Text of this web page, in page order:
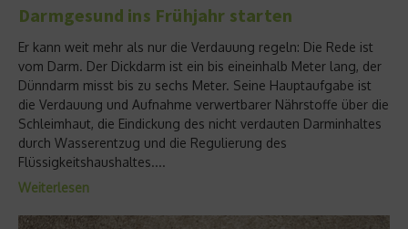
Darmgesund ins Frühjahr starten
Er kann weit mehr als nur die Verdauung regeln: Die Rede ist
vom Darm. Der Dickdarm ist ein bis eineinhalb Meter lang, der
Dünndarm misst bis zu sechs Meter. Seine Hauptaufgabe ist
die Verdauung und Aufnahme verwertbarer Nährstoffe über die
Schleimhaut, die Eindickung des nicht verdauten Darminhaltes
durch Wasserentzug und die Regulierung des
Flüssigkeitshaushaltes....
Weiterlesen